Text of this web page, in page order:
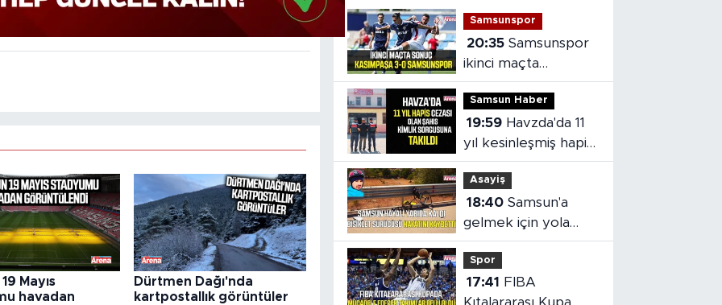
Mayıs
havadan
Dürtmen Dağı'nda
kartpostallık görüntüler
Samsunspor
20:35 Samsunspor
ikinci maçta
Kasımpaşa’ya 3-0
mağlup oldu
Samsun Haber
19:59
yıl kesinleşmiş hapis
cezası olan şahıs
yakalandı
Asayiş
18:40 Samsun'a
gelmek için yola
çıkan bisikletiye
otomobil çarptı
Spor
17:41